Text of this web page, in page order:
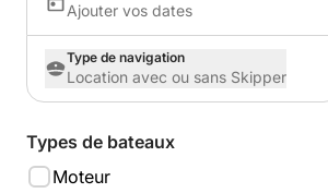
Ajouter vos dates
Type de navigation
Location avec ou sans Skipper
Types de bateaux
Moteur